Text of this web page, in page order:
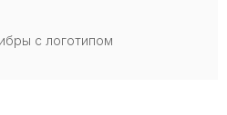
с логотипом